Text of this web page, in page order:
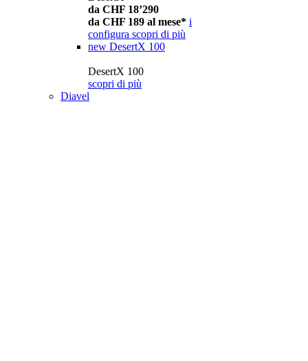
da CHF 18’290
da CHF 189 al mese* i
configura scopri di più
new DesertX 100
DesertX 100
scopri di più
Diavel